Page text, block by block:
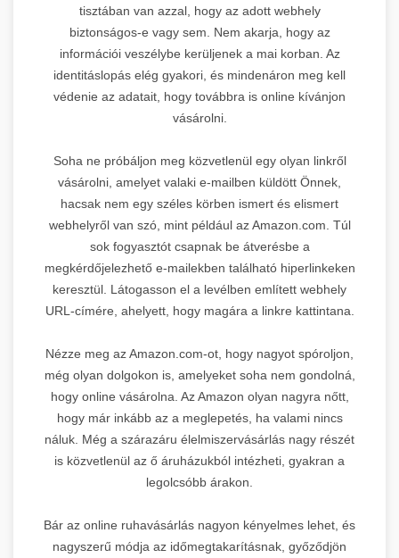
tisztában van azzal, hogy az adott webhely
biztonságos-e vagy sem. Nem akarja, hogy az
információi veszélybe kerüljenek a mai korban. Az
identitáslopás elég gyakori, és mindenáron meg kell
védenie az adatait, hogy továbbra is online kívánjon
vásárolni.
Soha ne próbáljon meg közvetlenül egy olyan linkről
vásárolni, amelyet valaki e-mailben küldött Önnek,
hacsak nem egy széles körben ismert és elismert
webhelyről van szó, mint például az Amazon.com. Túl
sok fogyasztót csapnak be átverésbe a
megkérdőjelezhető e-mailekben található hiperlinkeken
keresztül. Látogasson el a levélben említett webhely
URL-címére, ahelyett, hogy magára a linkre kattintana.
Nézze meg az Amazon.com-ot, hogy nagyot spóroljon,
még olyan dolgokon is, amelyeket soha nem gondolná,
hogy online vásárolna. Az Amazon olyan nagyra nőtt,
hogy már inkább az a meglepetés, ha valami nincs
náluk. Még a szárazáru élelmiszervásárlás nagy részét
is közvetlenül az ő áruházukból intézheti, gyakran a
legolcsóbb árakon.
Bár az online ruhavásárlás nagyon kényelmes lehet, és
nagyszerű módja az időmegtakarításnak, győződjön